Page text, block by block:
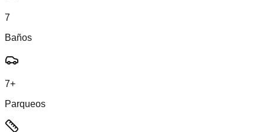
7
Baños
7+
Parqueos